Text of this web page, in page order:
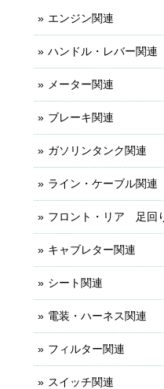
エンジン関連
ハンドル・レバー関連
メーター関連
ブレーキ関連
ガソリンタンク関連
ライン・ケーブル関連
フロント・リア 足回
キャブレター関連
シート関連
電装・ハーネス関連
フィルター関連
スイッチ関連